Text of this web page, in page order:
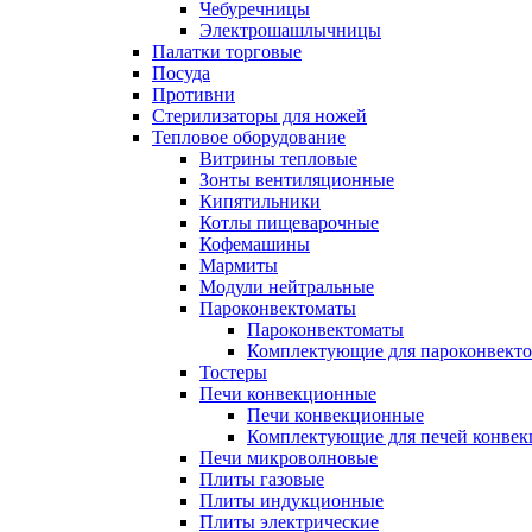
Чебуречницы
Электрошашлычницы
Палатки торговые
Посуда
Противни
Стерилизаторы для ножей
Тепловое оборудование
Витрины тепловые
Зонты вентиляционные
Кипятильники
Котлы пищеварочные
Кофемашины
Мармиты
Модули нейтральные
Пароконвектоматы
Пароконвектоматы
Комплектующие для
Тостеры
Печи конвекционные
Печи конвекционные
Комплектующие для печей
Печи микроволновые
Плиты газовые
Плиты индукционные
Плиты электрические